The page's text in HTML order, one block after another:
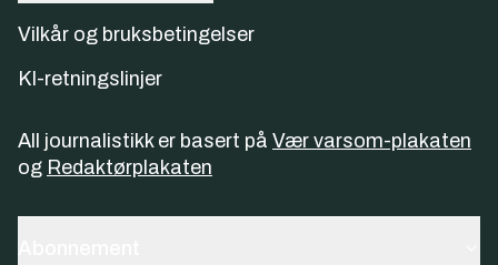
Vilkår og bruksbetingelser
KI-retningslinjer
All journalistikk er basert på Vær varsom-plakaten
og Redaktørplakaten